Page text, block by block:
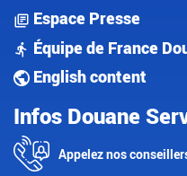
Espace Presse
Équipe de France
English content
Infos Douane
Appelez nos